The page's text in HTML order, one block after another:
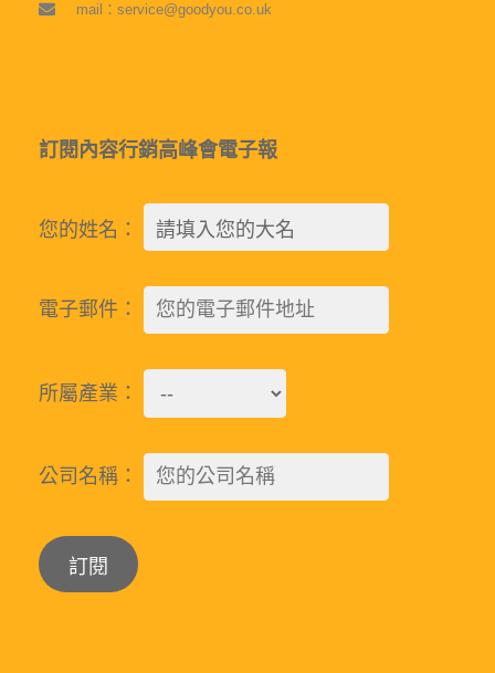
mail：service@goodyou.co.uk
訂閱內容行銷高峰會電子報
您的姓名：
電子郵件：
所屬產業：
公司名稱：